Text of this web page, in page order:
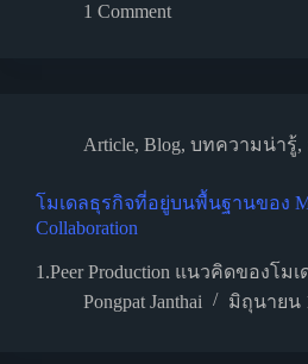
1 Comment
Article, Blog, บทความน่ารู้,
โมเดลธุรกิจที่อยู่บนพื้นฐานของ
Collaboration
1.Peer Production แนวคิดของโม
Pongpat Janthai
มิถุนายน